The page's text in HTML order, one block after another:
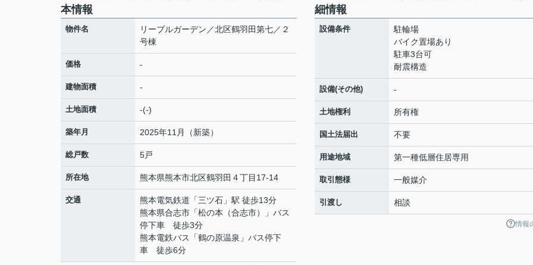
本情報
物件名
リーブルガーデン／北区鶴羽田第七／２
号棟
価格 -
建物面積 -
土地面積 -(-)
築年月 2025年11月（新築）
総戸数 5戸
所在地 熊本県熊本市北区鶴羽田 ４丁目17-14
交通 熊本電気鉄道 「三ツ石 」駅 徒歩13分
熊本県合志市「松の本（合志市）」バス
停下車 徒歩3分
熊本電鉄バス「鶴の原温泉」バス停下
車 徒歩6分
細情報
設備条件
駐輪場
バイク置場あり
駐車3台可
耐震構造
設備(その他) -
土地権利 所有権
国土法届出 不要
用途地域 第一種低層住居専用
取引態様 一般媒介
引渡し 相談
情報